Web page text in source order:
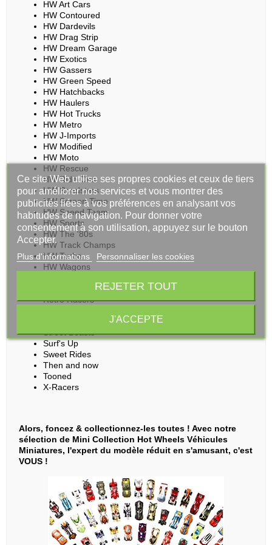
HW Art Cars
HW Contoured
HW Dardevils
HW Drag Strip
HW Dream Garage
HW Exotics
HW Gassers
HW Green Speed
HW Hatchbacks
HW Haulers
HW Hot Trucks
HW Metro
HW J-Imports
HW Modified
HW Moto
HW Rescue
HW Ride-Ons
HW Roadsters
HW Screen Time
HW Speed Team
HW Sports
HW The '80s
HW Track Champs
HW Turbo
HW Wagons
Muscle Mania
Retro Racers
Street Beasts
Surf's Up
Sweet Rides
Then and now
Tooned
X-Racers
Alors, foncez & collectionnez-les toutes ! Avec notre
sélection de Mini Collection Hot Wheels Véhicules
Miniatures, l'expert du modèle réduit en s'amusant, c'est
VOUS !
Ce site Web utilise ses propres cookies et ceux de tiers
pour améliorer nos services et vous montrer des
publicités liées à vos préférences en analysant vos
habitudes de navigation. Pour donner votre
consentement à son utilisation, appuyez sur le bouton
Accepter.
Plus d'informations Personnaliser les cookies
REJETER TOUT
J'ACCEPTE